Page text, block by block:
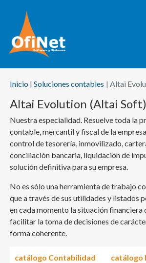
Inicio Soluciones contables Altai
Altai Evolution (Altai Soft)
Nuestra especialidad. Resuelve toda la
contable, mercantil y fiscal de la
control de tesorería, inmovilizado,
conciliación bancaria, liquidación de
solución definitiva para su empresa.
No es sólo una herramienta de trabajo
que a través de sus utilidades y listados
en cada momento la situación financiera
facilitar la toma de decisiones de
forma coherente.
catálogo Contabilidad catálogo